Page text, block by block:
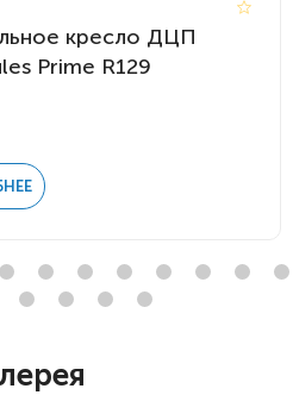
кресло ДЦП
Prime R129